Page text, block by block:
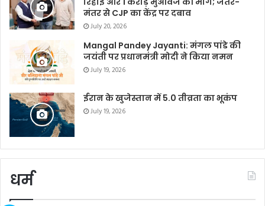
मंतर से CJP का केंद्र पर दबाव
July 20, 2026
Mangal Pandey Jayanti: मंगल पांडे की
जयंती पर प्रधानमंत्री मोदी ने किया नमन
July 19, 2026
ईरान के खुजेस्तान में 5.0 तीव्रता का भूकंप
July 19, 2026
धर्म